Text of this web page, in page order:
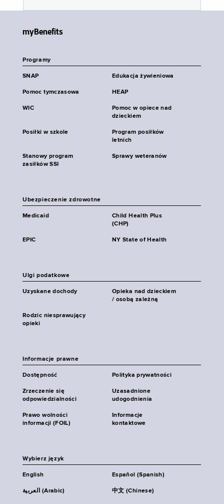
myBenefits
Programy
SNAP Edukacja żywieniowa
Pomoc tymczasowa HEAP
WIC
Pomoc w opiece nad
dzieckiem
Posiłki w szkole
Program posiłków
letnich
Stanowy program
zasiłków SSI
Sprawy weteranów
Ubezpieczenie zdrowotne
Medicaid
Child Health Plus
(CHP)
EPIC NY State of Health
Ulgi podatkowe
Uzyskane dochody
Opieka nad dzieckiem
/ osobą zależną
Rodzic niesprawujący
opieki
Informacje prawne
Dostępność Polityka prywatności
Zrzeczenie się
odpowiedzialności
Uzasadnione
udogodnienia
Prawo wolności
informacji (FOIL)
Informacje
kontaktowe
Wybierz język
English Español (Spanish)
العربية (Arabic) 中文 (Chinese)